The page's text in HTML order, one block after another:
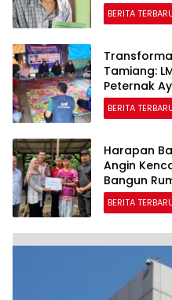
BERITA
Tamiang:
Peternak
BERITA
Harapan
Angin
Bangun
BERITA